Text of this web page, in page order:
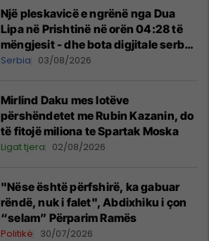
Një pleskavicë e ngrënë nga Dua
Lipa në Prishtinë në orën 04:28 të
mëngjesit - dhe bota digjitale serbe
shpall gjendjen e luftës
Serbia 03/08/2026
Mirlind Daku mes lotëve
përshëndetet me Rubin Kazanin, do
të fitojë miliona te Spartak Moska
Ligat tjera 02/08/2026
"Nëse është përfshirë, ka gabuar
rëndë, nuk i falet", Abdixhiku i çon
“selam” Përparim Ramës
Politikë 30/07/2026